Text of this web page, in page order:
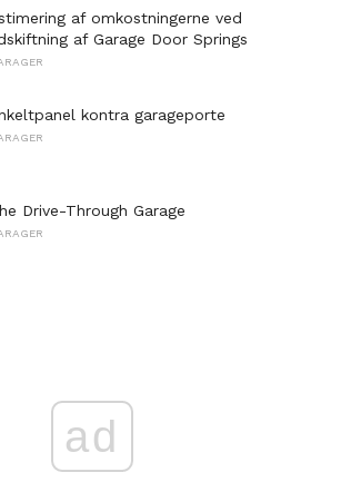
af omkostningerne ved
af Garage Door Springs
kontra garageporte
Drive-Through Garage
ad